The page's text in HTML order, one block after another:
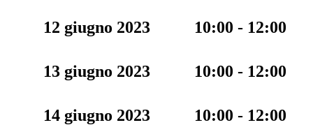
12 giugno 2023 10:00 - 12:00
13 giugno 2023 10:00 - 12:00
14 giugno 2023 10:00 - 12:00